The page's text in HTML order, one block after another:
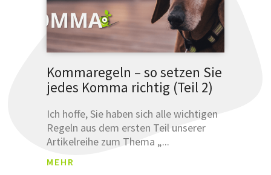
Kommaregeln – so setzen Sie
jedes Komma richtig (Teil 2)
Ich hoffe, Sie haben sich alle wichtigen
Regeln aus dem ersten Teil unserer
Artikelreihe zum Thema „...
MEHR
verbessern
können.
Glauben
Sie uns
nicht?
Testen
Sie uns.